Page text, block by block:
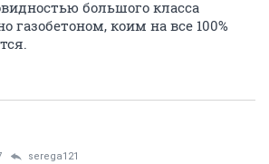
большого класса
газобетоном, коим на все 100%
serega121